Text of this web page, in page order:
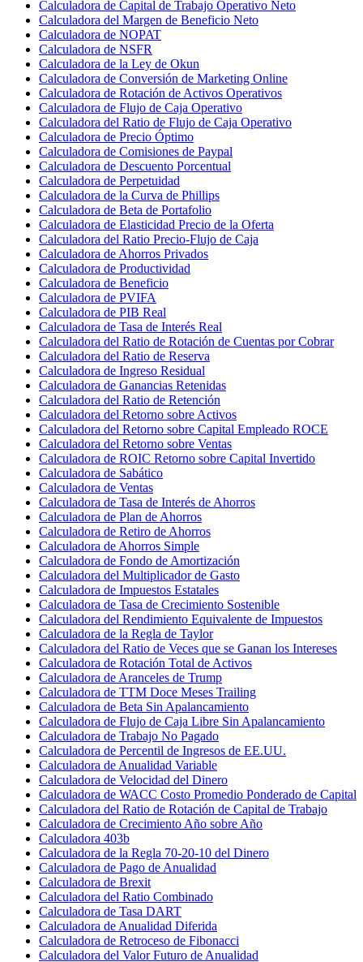
Calculadora de Capital de Trabajo Operativo Neto
Calculadora del Margen de Beneficio Neto
Calculadora de NOPAT
Calculadora de NSFR
Calculadora de la Ley de Okun
Calculadora de Conversión de Marketing Online
Calculadora de Rotación de Activos Operativos
Calculadora de Flujo de Caja Operativo
Calculadora del Ratio de Flujo de Caja Operativo
Calculadora de Precio Óptimo
Calculadora de Comisiones de Paypal
Calculadora de Descuento Porcentual
Calculadora de Perpetuidad
Calculadora de la Curva de Phillips
Calculadora de Beta de Portafolio
Calculadora de Elasticidad Precio de la Oferta
Calculadora del Ratio Precio-Flujo de Caja
Calculadora de Ahorros Privados
Calculadora de Productividad
Calculadora de Beneficio
Calculadora de PVIFA
Calculadora de PIB Real
Calculadora de Tasa de Interés Real
Calculadora del Ratio de Rotación de Cuentas por Cobrar
Calculadora del Ratio de Reserva
Calculadora de Ingreso Residual
Calculadora de Ganancias Retenidas
Calculadora del Ratio de Retención
Calculadora del Retorno sobre Activos
Calculadora del Retorno sobre Capital Empleado ROCE
Calculadora del Retorno sobre Ventas
Calculadora de ROIC Retorno sobre Capital Invertido
Calculadora de Sabático
Calculadora de Ventas
Calculadora de Tasa de Interés de Ahorros
Calculadora de Plan de Ahorros
Calculadora de Retiro de Ahorros
Calculadora de Ahorros Simple
Calculadora de Fondo de Amortización
Calculadora del Multiplicador de Gasto
Calculadora de Impuestos Estatales
Calculadora de Tasa de Crecimiento Sostenible
Calculadora del Rendimiento Equivalente de Impuestos
Calculadora de la Regla de Taylor
Calculadora del Ratio de Veces que se Ganan los Intereses
Calculadora de Rotación Total de Activos
Calculadora de Aranceles de Trump
Calculadora de TTM Doce Meses Trailing
Calculadora de Beta Sin Apalancamiento
Calculadora de Flujo de Caja Libre Sin Apalancamiento
Calculadora de Trabajo No Pagado
Calculadora de Percentil de Ingresos de EE.UU.
Calculadora de Anualidad Variable
Calculadora de Velocidad del Dinero
Calculadora de WACC Costo Promedio Ponderado de Capital
Calculadora del Ratio de Rotación de Capital de Trabajo
Calculadora de Crecimiento Año sobre Año
Calculadora 403b
Calculadora de la Regla 70-20-10 del Dinero
Calculadora de Pago de Anualidad
Calculadora de Brexit
Calculadora del Ratio Combinado
Calculadora de Tasa DART
Calculadora de Anualidad Diferida
Calculadora de Retroceso de Fibonacci
Calculadora del Valor Futuro de Anualidad